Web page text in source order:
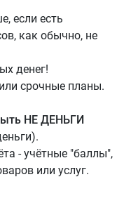
если есть
как обычно, не
денег!
срочные планы.
НЕ ДЕНЬГИ
- учётные "баллы",
или услуг.